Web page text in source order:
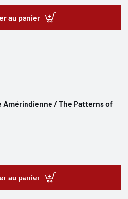
au panier
/ The Patterns of
au panier